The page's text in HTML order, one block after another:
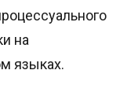
на
языках.